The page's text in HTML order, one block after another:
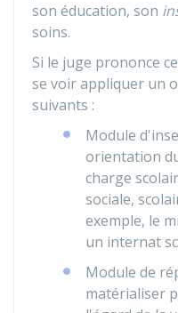
son éducation, son
soins.
Si le juge prononce
se voir appliquer un
suivants :
Module
orientation
charge
sociale,
exemple, le
un internat
Module de
matérialiser